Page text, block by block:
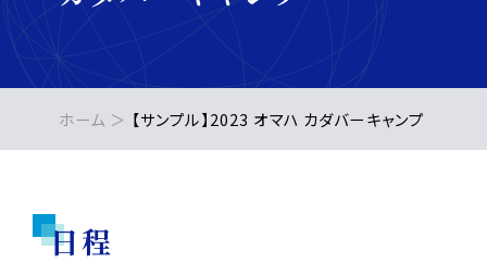
ホーム 【サンプル】2023 オマハ カダバーキャンプ
日程